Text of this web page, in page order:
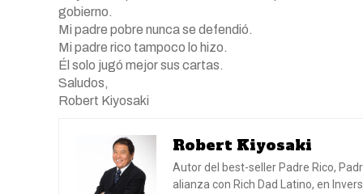
gobierno.
Mi padre pobre nunca se defendió.
Mi padre rico tampoco lo hizo.
Él solo jugó mejor sus cartas.
Saludos,
Robert Kiyosaki
Robert Kiyosaki
Autor del best-seller Padre Rico,
alianza con Rich Dad Latino, en